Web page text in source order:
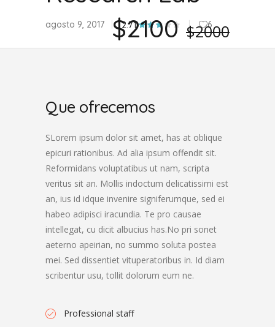
agosto 9, 2017 2.71 6
$2100 $2000
Que ofrecemos
SLorem ipsum dolor sit amet, has at oblique
epicuri rationibus. Ad alia ipsum offendit sit.
Reformidans voluptatibus ut nam, scripta
veritus sit an. Mollis indoctum delicatissimi est
an, ius id idque invenire signiferumque, sed ei
habeo adipisci iracundia. Te pro causae
intellegat, cu dicit albucius has.No pri sonet
aeterno apeirian, no summo soluta postea
mei. Sed dissentiet vituperatoribus in. Id diam
scribentur usu, tollit dolorum eum ne.
Professional staff